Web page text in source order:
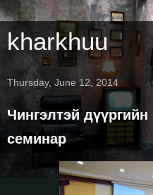
kharkhuu
Thursday, June 12, 2014
Чингэлтэй
семинар